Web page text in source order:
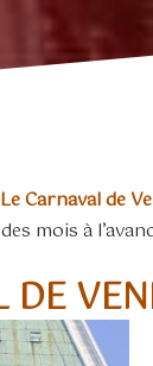
Le Carnaval de
mois à
DE